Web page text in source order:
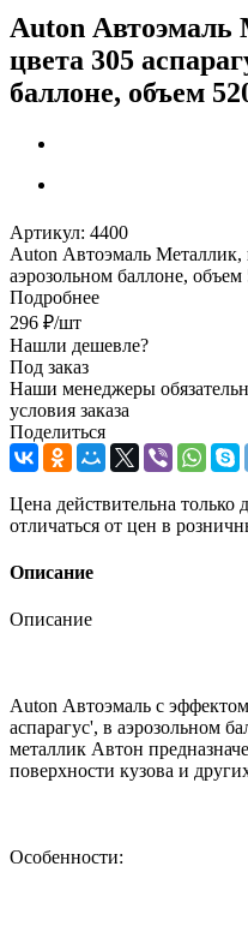
Auton Автоэмаль
цвета 305
баллоне, объем
Артикул: 4400
Auton Автоэмаль Металлик,
аэрозольном баллоне, объем
Подробнее
296 ₽/шт
Нашли дешевле?
Под заказ
Наши менеджеры
условия заказа
Поделиться
Цена действительна только
отличаться от цен в
Описание
Описание
Auton Автоэмаль с
аспарагус', в аэрозольном
металлик Автон
поверхности кузова и
Особенности: